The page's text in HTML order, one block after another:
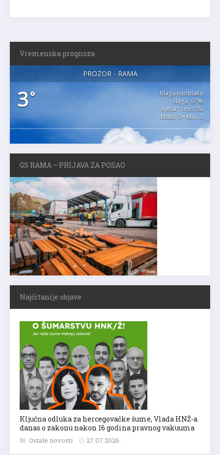
Vremenska prognoza
PROZOR - RAMA
3°
blaga naoblaka
vlaga: 97%
vjetar: 1m/s SSI
Maks. 3 • Min. 3
GS RAMA – PRIJAVA ZA POSAO
Najčitanije objave
Ključna odluka za hercegovačke šume, Vlada HNŽ-a
danas o zakonu nakon 16 godina pravnog vakuuma
Ostale novosti 27.07.2026.